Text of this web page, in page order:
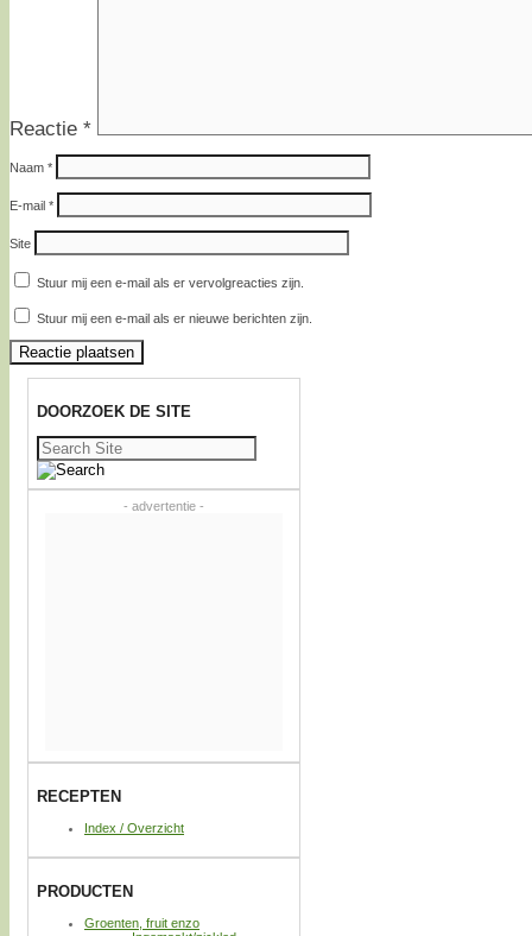
Reactie *
Naam *
E-mail *
Site
Stuur mij een e-mail als er vervolgreacties zijn.
Stuur mij een e-mail als er nieuwe berichten zijn.
DOORZOEK DE SITE
Zoeken
naar:
- advertentie -
RECEPTEN
Index / Overzicht
PRODUCTEN
Groenten, fruit enzo